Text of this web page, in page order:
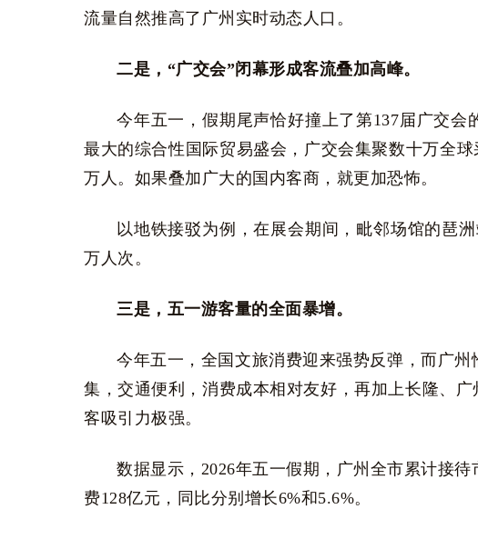
流量自然推高了广州实时动态人口。
二是，“广交会”闭幕形成客流叠加高峰。
今年五一，假期尾声恰好撞上了第137届广交
最大的综合性国际贸易盛会，广交会集聚数十万全
万人。如果叠加广大的国内客商，就更加恐怖。
以地铁接驳为例，在展会期间，毗邻场馆的琶
万人次。
三是，五一游客量的全面暴增。
今年五一，全国文旅消费迎来强势反弹，而广
集，交通便利，消费成本相对友好，再加上长隆、
客吸引力极强。
数据显示，2026年五一假期，广州全市累计接
费128亿元，同比分别增长6%和5.6%。